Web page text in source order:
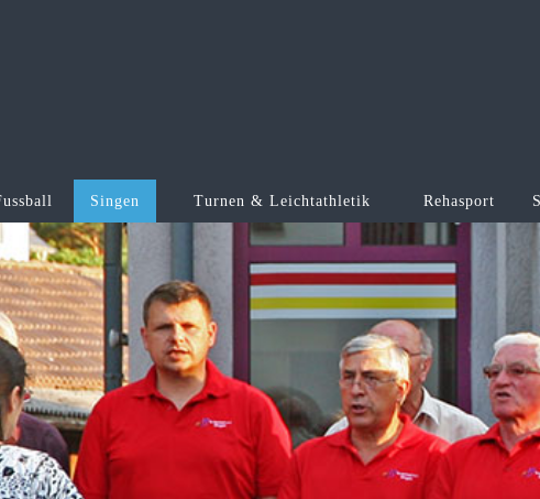
Singen Turnen & Leichtathletik Rehasport